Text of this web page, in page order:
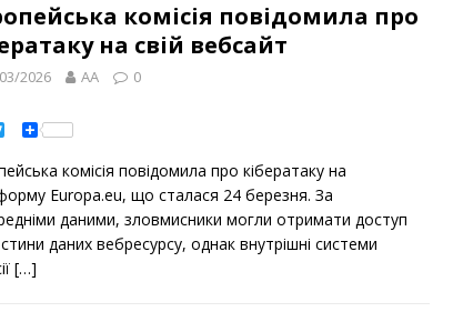
комісія повідомила про
на свій вебсайт
2026 AA 0
t
t
e
r
S
h
r
e
комісія повідомила про кібератаку на
Europa.eu, що сталася 24 березня. За
даними, зловмисники могли отримати доступ
даних вебресурсу, однак внутрішні системи
[…]